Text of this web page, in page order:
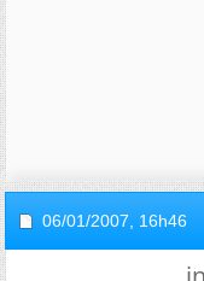
06/01/2007, 16h46